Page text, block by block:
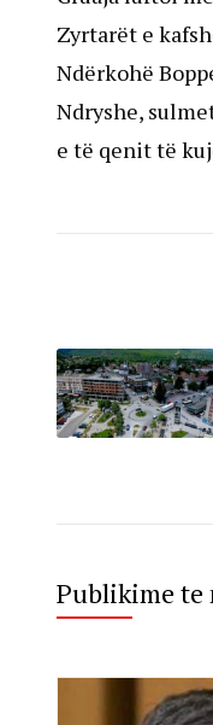
Zyrtarët e
Ndërkohë
Ndryshe,
e të qenit të
Publikime te